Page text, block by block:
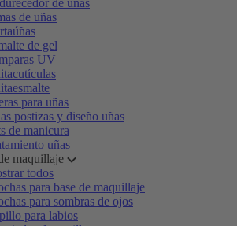
de uñas
de uñas
de gel
UV
para uñas
postizas y diseño uñas
de manicura
uñas
maquillaje
todos
para base de maquillaje
para sombras de ojos
para labios